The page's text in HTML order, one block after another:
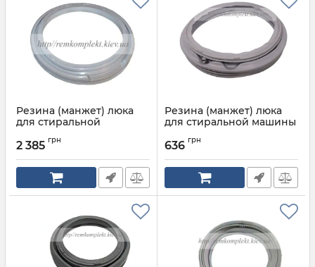
Резина (манжет) люка
для стиральной
908092000500
Артикул: 908092000500
2 385 грн
Резина (манжет) люка
для стиральной машины
Артикул:
636 грн